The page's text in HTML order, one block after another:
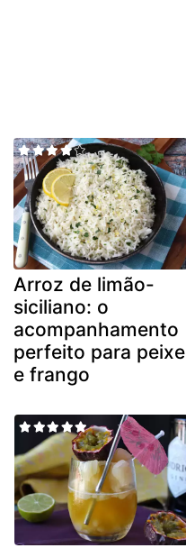
Arroz de limão-
siciliano: o
acompanhamento
perfeito para peixe
e frango